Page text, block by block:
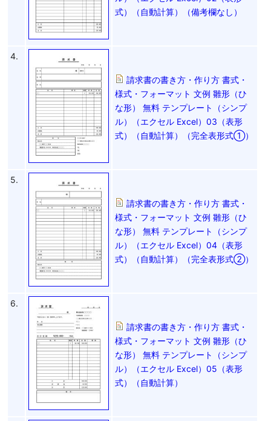
式）（自動計算）（備考欄なし）
4.
請求書の書き方・作り方 書式・
様式・フォーマット 文例 雛形（ひ
な形） 無料 テンプレート（シンプ
ル）（エクセル Excel）03（表形
式）（自動計算）（完全表形式①）
5.
請求書の書き方・作り方 書式・
様式・フォーマット 文例 雛形（ひ
な形） 無料 テンプレート（シンプ
ル）（エクセル Excel）04（表形
式）（自動計算）（完全表形式②）
6.
請求書の書き方・作り方 書式・
様式・フォーマット 文例 雛形（ひ
な形） 無料 テンプレート（シンプ
ル）（エクセル Excel）05（表形
式）（自動計算）